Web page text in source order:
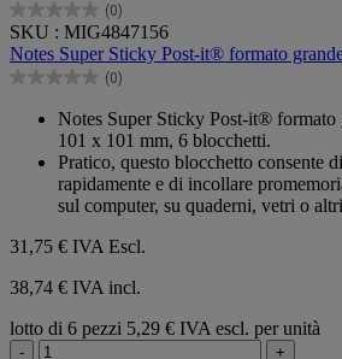
(0)
0.0
su
5
stelle.
SKU : MIG4847156
Notes Super Sticky Post-it® formato
(0)
0.0
Notes Super Sticky Post-it® formato
101 x 101 mm, 6 blocchetti.
Pratico, questo blocchetto consente
rapidamente e di incollare
sul computer, su quaderni, vetri o
31,75 € IVA Escl.
38,74 € IVA incl.
lotto di 6 pezzi 5,29 € IVA escl. per unità
- +